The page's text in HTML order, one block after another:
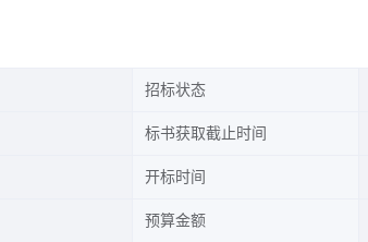
招标状态
标书获取截止时间
开标时间
预算金额